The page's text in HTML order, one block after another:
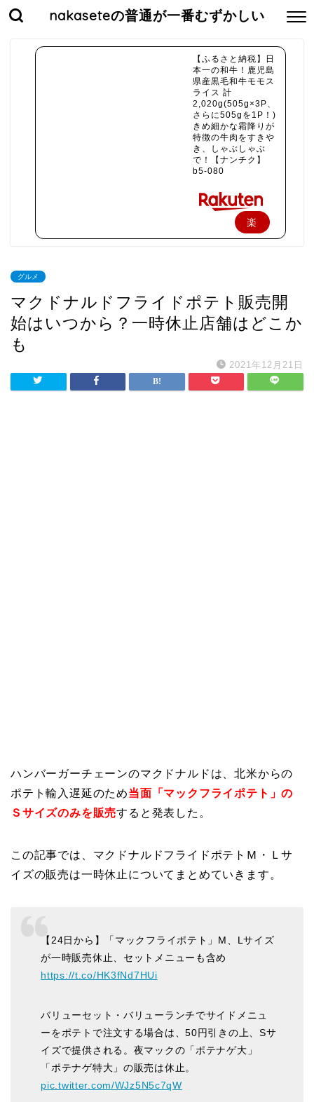
nakaseteの普通が一番むずかしい
【ふるさと納税】日
本一の和牛！鹿児島
県産黒毛和牛モモス
ライス 計
2,020g(505g×3P、
さらに505gを1P！)
きめ細かな霜降りが
特徴の牛肉をすきや
き、しゃぶしゃぶ
で！【ナンチク】
b5-080
楽
入
グルメ
マクドナルドフライドポテト販売開
始はいつから？一時休止店舗はどこか
も
2021年12月21日
ハンバーガーチェーンのマクドナルドは、北米からの
ポテト輸入遅延のため当面「マックフライポテト」の
Ｓサイズのみを販売すると発表した。
この記事では、マクドナルドフライドポテトＭ・Ｌサ
イズの販売は一時休止についてまとめていきます。
【24日から】「マックフライポテト」M、Lサイズ
が一時販売休止、セットメニューも含め
https://t.co/HK3fNd7HUi
バリューセット・バリューランチでサイドメニュ
ーをポテトで注文する場合は、50円引きの上、Sサ
イズで提供される。夜マックの「ポテナゲ大」
「ポテナゲ特大」の販売は休止。
pic.twitter.com/WJz5N5c7qW